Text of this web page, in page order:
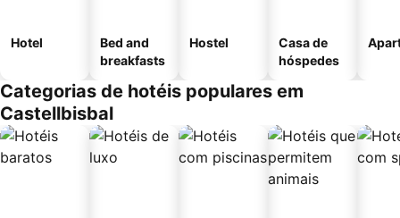
Hotel
Bed and
breakfasts
Hostel
Casa de
hóspedes
Categorias de hotéis populares em
Castellbisbal